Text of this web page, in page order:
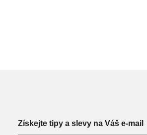
Získejte tipy a slevy na Váš e-mail